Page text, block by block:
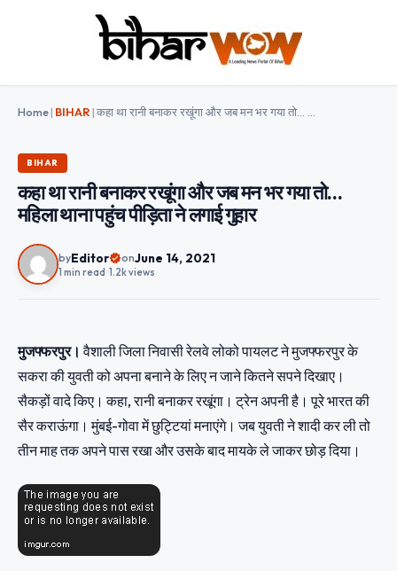
Home| BIHAR|
BIHAR
कहा था रानी बनाकर रखूंगा और जब मन भर गया तो…
महिला थाना पहुंच पीड़िता ने लगाई गुहार
byEditor onJune 14, 2021
1 min read 1.2k views
मुजफ्फरपुर। वैशाली जिला निवासी रेलवे लोको पायलट ने मुजफ्फरपुर के
सकरा की युवती को अपना बनाने के लिए न जाने कितने सपने दिखाए।
सैकड़ों वादे किए। कहा, रानी बनाकर रखूंगा। ट्रेन अपनी है। पूरे भारत की
सैर कराऊंगा। मुंबई-गोवा में छुट्टियां मनाएंगे। जब युवती ने शादी कर ली तो
तीन माह तक अपने पास रखा और उसके बाद मायके ले जाकर छोड़ दिया।